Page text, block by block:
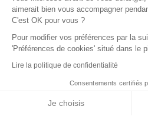
aimerait bien vous accompagner
C'est OK pour vous ?
Pour modifier vos préférences par la
'Préférences de cookies' situé dans le
Lire la politique de confidentialité
Consentements certifiés
Je choisis